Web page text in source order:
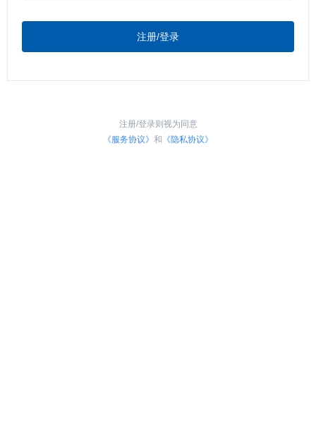
注册/登录
注册/登录则视为同意
《服务协议》 和 《隐私协议》